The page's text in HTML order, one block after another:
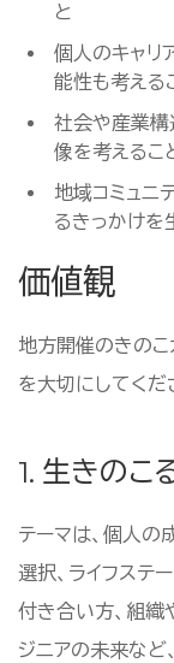
と
個人のキャリ
能性も考える
社会や産業構
像を考えるこ
地域コミュニ
るきっかけを
価値観
地方開催のきのこ
を大切にしてくだ
1. 生きのこ
テーマは、個人の
選択、ライフステ
付き合い方、組織
ジニアの未来など、